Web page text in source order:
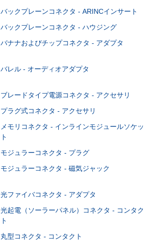
バックプレーンコネクタ - ARINCインサート
バックプレーンコネクタ - ハウジング
バナナおよびチップコネクタ - アダプタ
バレル - オーディオアダプタ
ブレードタイプ電源コネクタ - アクセサリ
プラグ式コネクタ - アクセサリ
メモリコネクタ - インラインモジュールソケッ
ト
モジュラーコネクタ - プラグ
モジュラーコネクタ - 磁気ジャック
光ファイバコネクタ - アダプタ
光起電（ソーラーパネル）コネクタ - コンタク
ト
丸型コネクタ - コンタクト